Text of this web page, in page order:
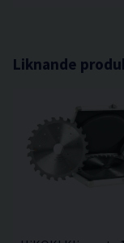
Liknande